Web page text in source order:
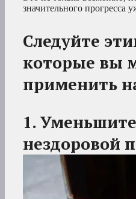
значительного прогресса
Следуйте
которые вы
применить
1.
нездоровой